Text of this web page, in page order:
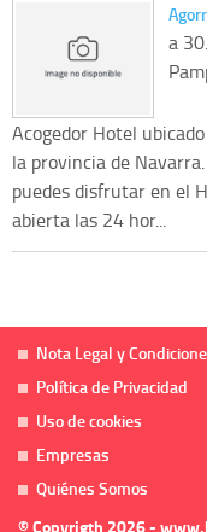
a
Acogedor Hotel
la provincia de
puedes disfrutar en el
abierta las 24 hor...
Nota Legal y
Política de Privacidad
Uso de cookies
Empresas
Quiénes Somos
© Copyrigth 2026 -